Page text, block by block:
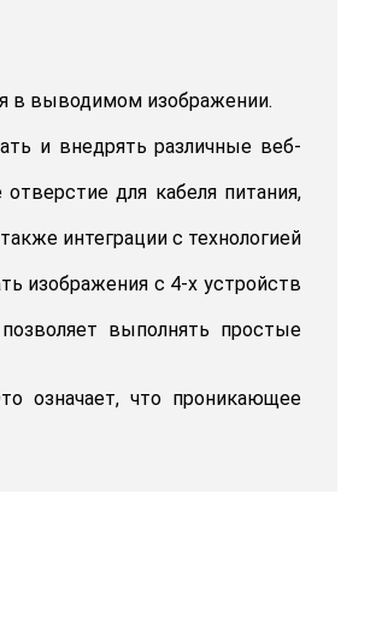
в выводимом изображении.
и внедрять различные веб-
для кабеля питания,
интеграции с технологией
изображения с 4-х устройств
выполнять простые
означает, что проникающее